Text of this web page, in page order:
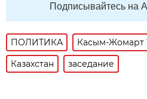
Подписывайтесь на
ПОЛИТИКА Касым-Жомарт
Казахстан
заседание